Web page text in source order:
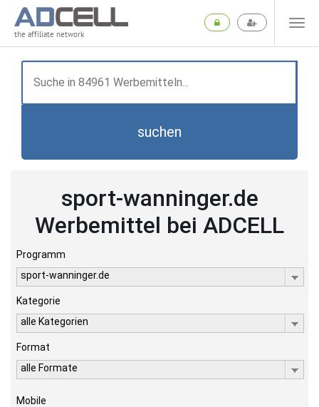
the affiliate network
suchen
sport-wanninger.de
Werbemittel bei ADCELL
Programm
sport-wanninger.de
Kategorie
alle Kategorien
Format
alle Formate
Mobile